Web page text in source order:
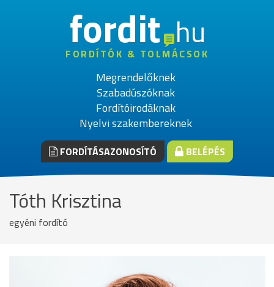
fordithu
FORDÍTÓK & TOLMÁCSOK
Megrendelőknek
Szabadúszóknak
Fordítóirodáknak
Nyelvi szakembereknek
FORDÍTÁSAZONOSÍTÓ BELÉPÉS
Tóth Krisztina
egyéni fordító